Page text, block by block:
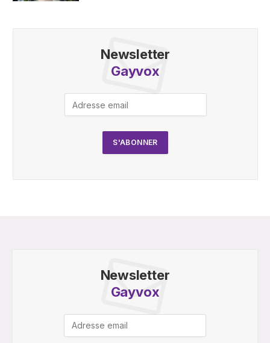
Newsletter
Gayvox
Newsletter
Gayvox